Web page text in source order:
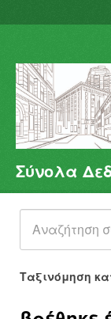
Σύνολα
Φορείς
Ομάδες
Σχετικά
Σύνολα
Ταξινόμηση